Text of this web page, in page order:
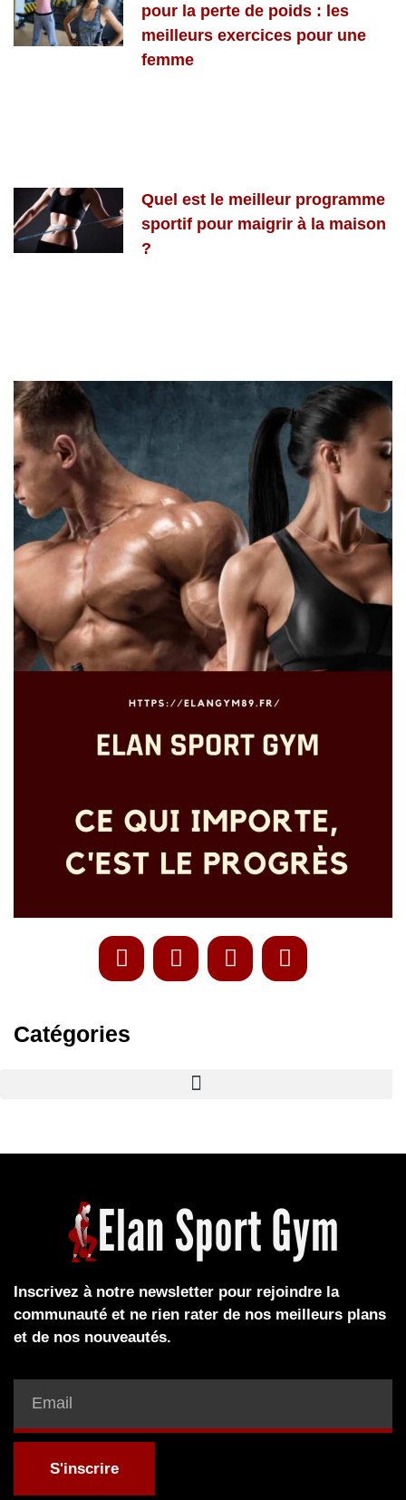
pour la perte de poids : les
meilleurs exercices pour une
femme
Quel est le meilleur programme
sportif pour maigrir à la maison
?
Catégories
Inscrivez à notre newsletter pour rejoindre la
communauté et ne rien rater de nos meilleurs plans
et de nos nouveautés.
S'inscrire